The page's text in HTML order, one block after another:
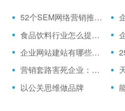
52个SEM网络营销推广人员必备的工具网址
食品饮料行业怎么提升品牌知名度？可口可乐百度推广案例
企业网站建站有哪些误区需要避免？
营销套路害死企业：为什么徐福记、银鹭或遭雀巢抛弃？
以公关思维做品牌